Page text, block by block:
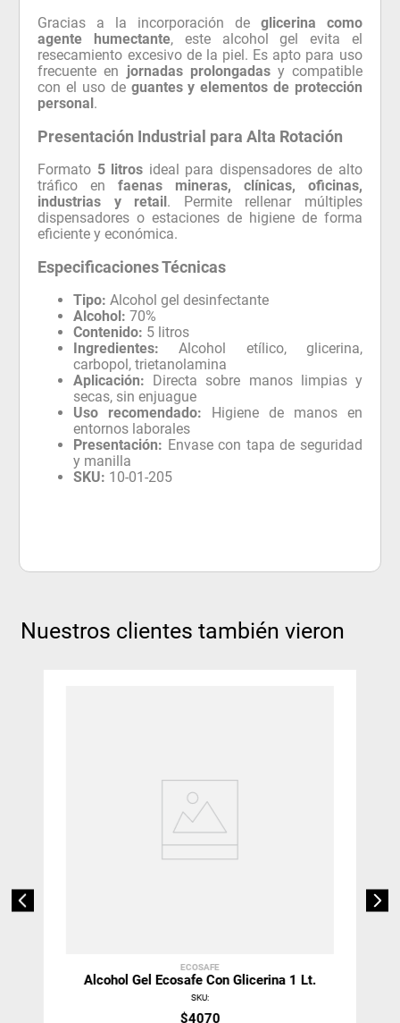
Gracias a la incorporación de glicerina como
agente humectante, este alcohol gel evita el
resecamiento excesivo de la piel. Es apto para uso
frecuente en jornadas prolongadasy compatible
con el uso de guantes y elementos de protección
personal.
Presentación Industrial para Alta Rotación
Formato 5 litros ideal para dispensadores de alto
tráfico enfaenas mineras, clínicas, oficinas,
industrias y retail. Permite rellenar múltiples
dispensadores o estaciones de higiene de forma
eficiente y económica.
Especificaciones Técnicas
Tipo: Alcohol gel desinfectante
Alcohol: 70%
Contenido: 5 litros
Ingredientes: Alcohol etílico, glicerina,
carbopol, trietanolamina
Aplicación: Directa sobre manos limpias y
secas, sin enjuague
Uso recomendado: Higiene de manos en
entornos laborales
Presentación: Envase con tapa de seguridad
y manilla
SKU: 10-01-205
Nuestros clientes también vieron
ECOSAFE
Alcohol Gel Ecosafe Con Glicerina 1 Lt.
SKU:
$4070